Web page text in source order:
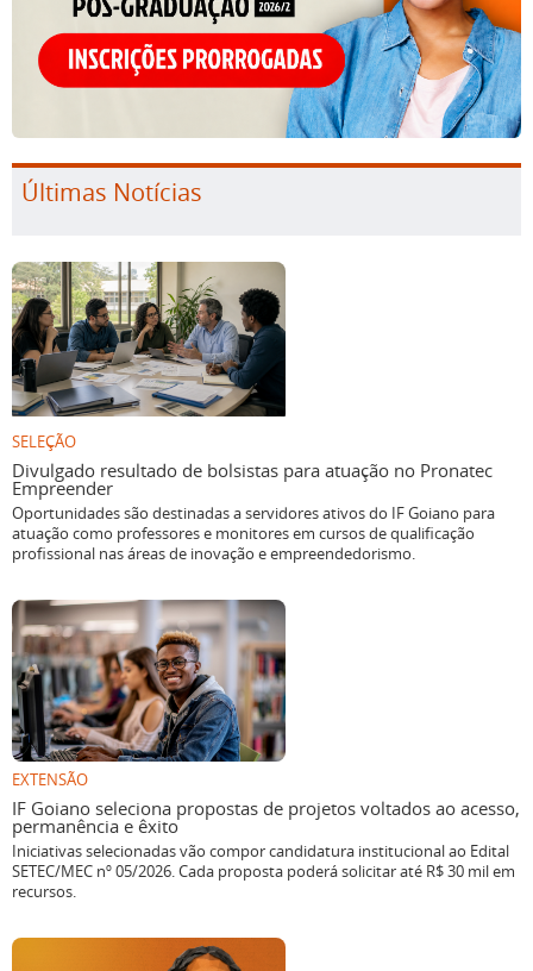
Últimas Notícias
SELEÇÃO
Divulgado resultado de bolsistas para atuação no Pronatec
Empreender
Oportunidades são destinadas a servidores ativos do IF Goiano para
atuação como professores e monitores em cursos de qualificação
profissional nas áreas de inovação e empreendedorismo.
EXTENSÃO
IF Goiano seleciona propostas de projetos voltados ao acesso,
permanência e êxito
Iniciativas selecionadas vão compor candidatura institucional ao Edital
SETEC/MEC nº 05/2026. Cada proposta poderá solicitar até R$ 30 mil em
recursos.